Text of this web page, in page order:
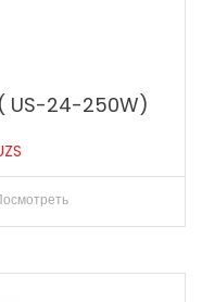
US-24-250W)